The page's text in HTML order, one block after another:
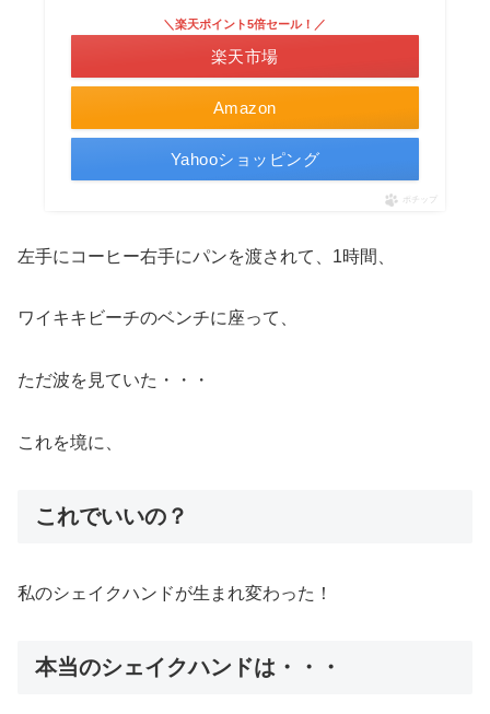
Amazon
＼楽天ポイント5倍セール！／
楽天市場
Yahooショッピング
ポチップ
左手にコーヒー右手にパンを渡されて、1時間、
ワイキキビーチのベンチに座って、
ただ波を見ていた・・・
これを境に、
これでいいの？
私のシェイクハンドが生まれ変わった！
本当のシェイクハンドは・・・